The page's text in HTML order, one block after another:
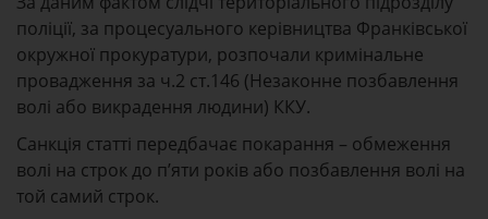
поліції, за процесуального керівництва Франківської
окружної прокуратури, розпочали кримінальне
провадження за ч.2 ст.146 (Незаконне позбавлення
волі або викрадення людини) ККУ.
Санкція статті передбачає покарання – обмеження
волі на строк до п’яти років або позбавлення волі на
той самий строк.